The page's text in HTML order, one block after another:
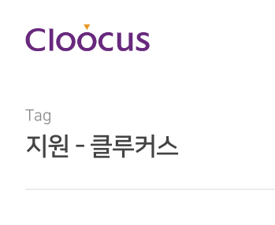
Hit enter to search or ESC to close
Tag
지원 - 클루커스